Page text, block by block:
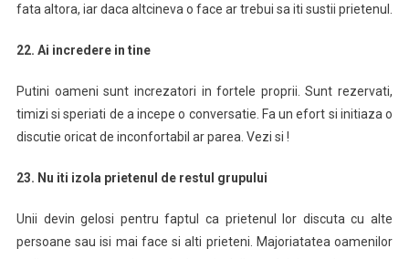
fata altora, iar daca altcineva o face ar trebui sa iti sustii prietenul.
22. Ai incredere in tine
Putini oameni sunt increzatori in fortele proprii. Sunt rezervati,
timizi si speriati de a incepe o conversatie. Fa un efort si initiaza o
discutie oricat de inconfortabil ar parea. Vezi si !
23. Nu iti izola prietenul de restul grupului
Unii devin gelosi pentru faptul ca prietenul lor discuta cu alte
persoane sau isi mai face si alti prieteni. Majoriatatea oamenilor